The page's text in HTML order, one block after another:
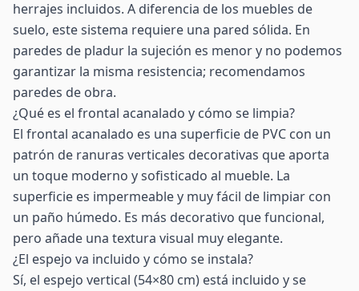
herrajes incluidos. A diferencia de los muebles de
suelo, este sistema requiere una pared sólida. En
paredes de pladur la sujeción es menor y no podemos
garantizar la misma resistencia; recomendamos
paredes de obra.
¿Qué es el frontal acanalado y cómo se limpia?
El frontal acanalado es una superficie de PVC con un
patrón de ranuras verticales decorativas que aporta
un toque moderno y sofisticado al mueble. La
superficie es impermeable y muy fácil de limpiar con
un paño húmedo. Es más decorativo que funcional,
pero añade una textura visual muy elegante.
¿El espejo va incluido y cómo se instala?
Sí, el espejo vertical (54×80 cm) está incluido y se